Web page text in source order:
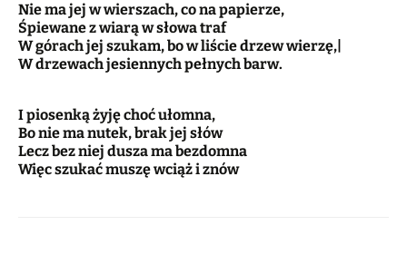
Nie ma jej w wierszach, co na papierze,
Śpiewane z wiarą w słowa traf
W górach jej szukam, bo w liście drzew wierzę,|
W drzewach jesiennych pełnych barw.
I piosenką żyję choć ułomna,
Bo nie ma nutek, brak jej słów
Lecz bez niej dusza ma bezdomna
Więc szukać muszę wciąż i znów